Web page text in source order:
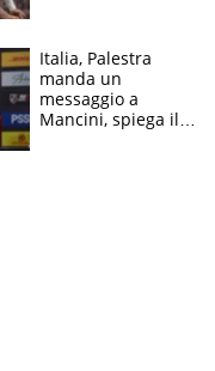
tabellone
Italia, Palestra
manda un
messaggio a
Mancini, spiega il